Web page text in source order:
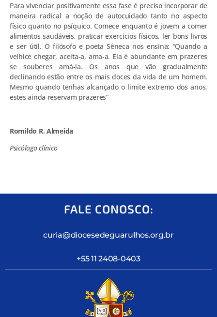
Para vivenciar positivamente essa fase é preciso incorporar de
maneira radical a noção de autocuidado tanto no aspecto
físico quanto no psíquico. Comece enquanto é jovem a comer
alimentos saudáveis, praticar exercícios físicos, ler bons livros
e ser útil. O filósofo e poeta Sêneca nos ensina: “Quando a
velhice chegar, aceita-a, ama-a. Ela é abundante em prazeres
se souberes amá-la. Os anos que vão gradualmente
declinando estão entre os mais doces da vida de um homem.
Mesmo quando tenhas alcançado o limite extremo dos anos,
estes ainda reservam prazeres”
Romildo R. Almeida
Psicólogo clínico
FALE CONOSCO:
curia@diocesedeguarulhos.org.br
+55 11 2408-0403